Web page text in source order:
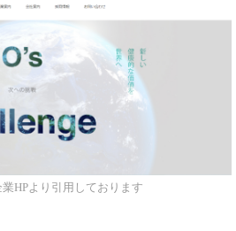
HPより引用しております